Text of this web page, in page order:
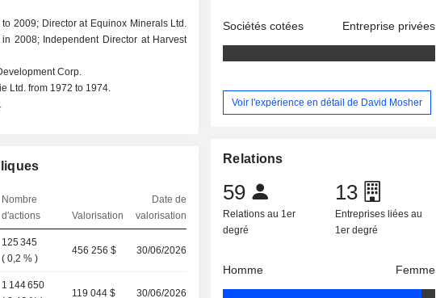
2009; Director at Equinox Minerals Ltd.
2008; Independent Director at Harvest
Corp.
Ltd. from 1972 to 1974.
Nombre
d'actions
Valorisation
Date de
valorisation
125 345
(0,2 % )
456 256 $ 30/06/2026
1 144 650
119 044 $ 30/06/2026
Sociétés cotées Entreprise privées
Voir l'expérience en détail de David Mosher
Relations
59
Relations au 1er
degré
13
Entreprises liées au
1er degré
Homme Femme